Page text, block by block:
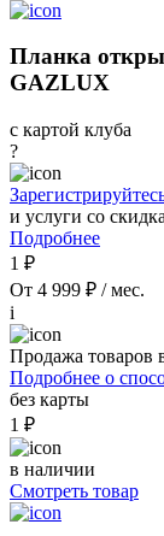
Планка
GAZLUX
с картой клуба
?
и услуги со
Подробнее
1 ₽
От 4 999 ₽ / мес.
i
Продажа товаров
Подробнее о
без карты
1 ₽
в наличии
Смотреть товар